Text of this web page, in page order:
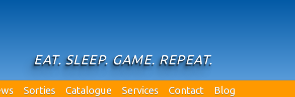
EAT. SLEEP. GAME. REPEAT.
Sorties Catalogue Services Contact Blog